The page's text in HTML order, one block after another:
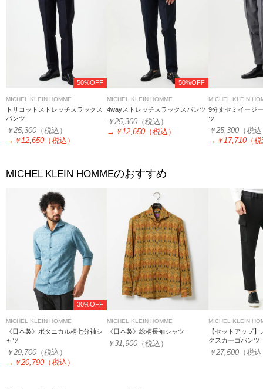
50%OFF
MICHEL KLEIN HOMME
トリコットストレッチスラックス
パンツ
￥25,300 （税込）
→ ￥12,650 （税込）
50%OFF
MICHEL KLEIN HOMME
4wayストレッチスラックスパンツ
￥25,300（税込）
→ ￥12,650 （税込）
MICHEL KLEIN
9分丈セミイージ
ツ
￥25,300（税
→ ￥17,710（
MICHEL KLEIN HOMMEのおすすめ
30%OFF
MICHEL KLEIN HOMME
《日本製》ボタニカル柄七分袖シ
ャツ
￥29,700 （税込）
→ ￥20,790 （税込）
MICHEL KLEIN HOMME
《日本製》総柄長袖シャツ
￥31,900 （税込）
MICHEL KLEIN
【セットアップ
クスカーゴパンツ
￥27,500（税